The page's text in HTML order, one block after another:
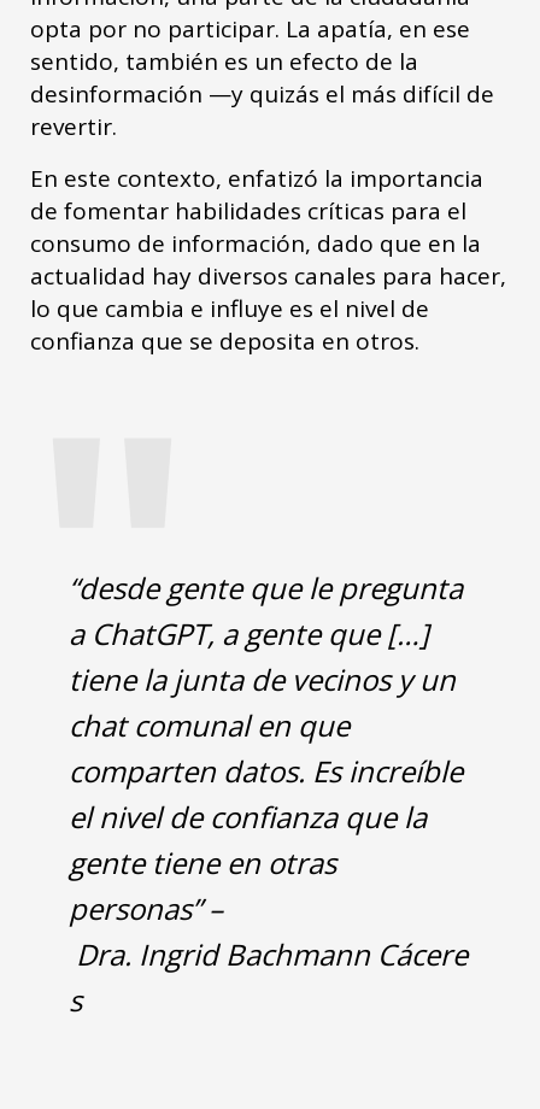
opta por no participar. La apatía, en ese
sentido, también es un efecto de la
desinformación —y quizás el más difícil de
revertir.
En este contexto, enfatizó la importancia
de fomentar habilidades críticas para el
consumo de información, dado que en la
actualidad hay diversos canales para hacer,
lo que cambia e influye es el nivel de
confianza que se deposita en otros.
"
“desde gente que le pregunta
a ChatGPT, a gente que […]
tiene la junta de vecinos y un
chat comunal en que
comparten datos. Es increíble
el nivel de confianza que la
gente tiene en otras
personas” –
Dra. Ingrid Bachmann Cácere
s